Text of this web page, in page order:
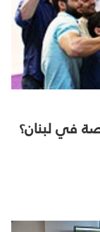
في لبنان؟